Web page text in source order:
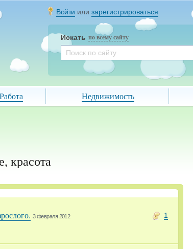
Войти или зарегистрироваться
Искать по всему сайту
Работа Недвижимость
красота
1
3 февраля 2012